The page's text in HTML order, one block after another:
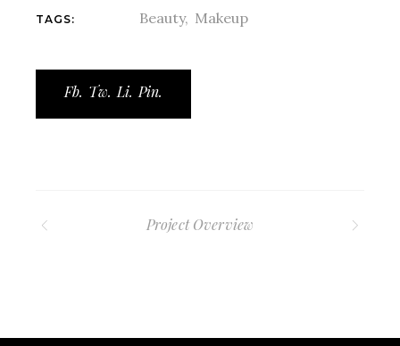
TAGS: Beauty Makeup
Fb. Tw. Li. Pin.
Project Overview